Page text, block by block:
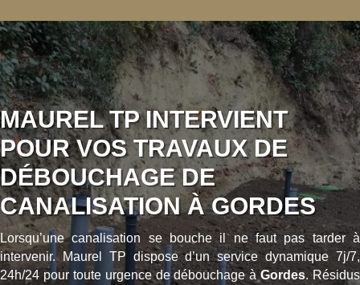
MAUREL TP INTERVIENT
POUR VOS TRAVAUX DE
DÉBOUCHAGE DE
CANALISATION À GORDES
Lorsqu’une canalisation se bouche il ne faut pas tarder à
intervenir. Maurel TP dispose d’un service dynamique 7j/7,
24h/24 pour toute urgence de débouchage àGordes. Résidus